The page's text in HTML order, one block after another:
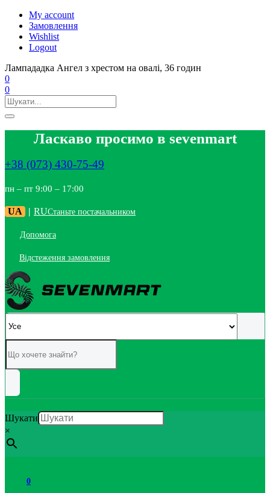
My account
Замовлення
Wishlist
Logout
Лампададка Ангел з хрестом на овалі, 36 годин
0
0
Ласкаво просимо в sevenmart
+38 (073) 430-75-49
пн – пт 9:00 – 17:00
UA | RUСтаньте постачальником
Допомога
Відстеження замовлення
Шукати
×
0